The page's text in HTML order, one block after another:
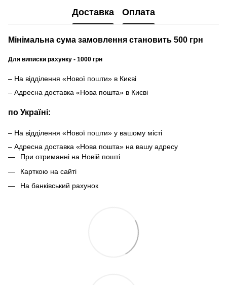
Доставка Оплата
Мінімальна сума замовлення становить 500 грн
Для виписки рахунку - 1000 грн
– На відділення «Нової пошти» в Києві
– Адресна доставка «Нова пошта» в Києві
по Україні:
– На відділення «Нової пошти» у вашому місті
– Адресна доставка «Нова пошта» на вашу адресу
При отриманні на Новій пошті
Карткою на сайті
На банківський рахунок